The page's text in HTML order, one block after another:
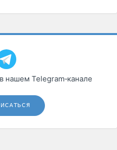
нашем Telegram‑канале